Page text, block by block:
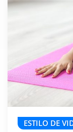
ESTILO DE